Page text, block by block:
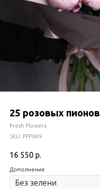
25 розовых пионов
Fresh Flowers
SKU: FFP049
16 550 р.
Дополнение